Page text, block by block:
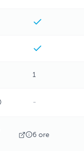
1
-
6 ore